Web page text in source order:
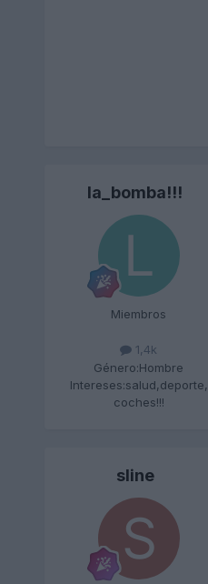
la_bomba!!!
Miembros
1,4k
Género:Hombre
Intereses:salud,deporte,
coches!!!
sline